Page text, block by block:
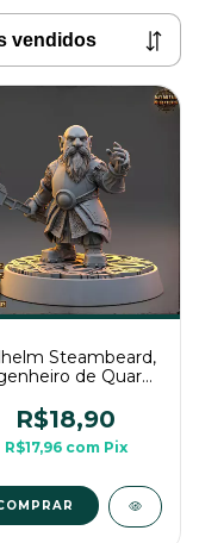
Steambeard,
de Quarks
3D Médio
Para Rpg de Mesa
R$18,90
R$17,96 com Pix